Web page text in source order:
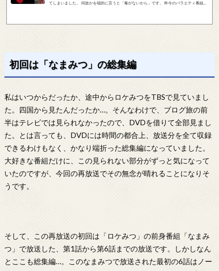
てしまいました。 何故かを端的に言うと「毒がないから」です。 昨今のバラエティ番組
初回は「なまみつ」の総集編
私はいつからだったか、途中からロケみつをTBSで見ていまし
た。四国から見たんだったか…。そんなわけで、ブログ旅の前
半はテレビでは見られなかったので、DVDを借りて全部見まし
た。とは言っても、DVDには時間の都合上、放送分を全て収録
できるわけもなく、かなり端折った総集編になっていました。
大好きな番組だけに、この見られない部分がずっと気になって
いたのですが、今回の再放送でその無念が晴れることになりそ
うです。
そして、この再放送の初回は「ロケみつ」の前身番組「なまみ
つ」で放送した、第1話から第6話までの放送です。しかしなん
とここも総集編…。このなまみつで放送された最初の6話はノー